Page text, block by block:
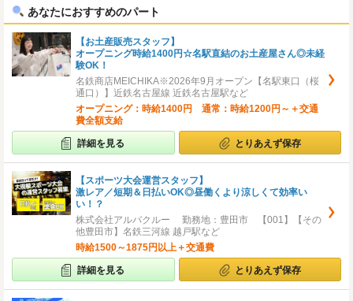
あなたにおすすめのパート
【お土産販売スタッフ】
オープニング時給1400円☆名駅直結のお土産屋さん◎未経
験OK！
名鉄商店MEICHIKA※2026年9月オープン【名駅東口（桜
通口）】近鉄名古屋線 近鉄名古屋駅など
オープニング：時給1400円 通常：時給1200円～＋交通
費全額支給
詳細を見る とりあえず保存
【スポーツ大会運営スタッフ】
激レア／短期＆日払いOK◎昼働くより涼しくて効率い
い！？
株式会社アルバクルー 勤務地：豊田市 【001】【その
他豊田市】名鉄三河線 越戸駅など
時給1500～1875円以上＋交通費
詳細を見る とりあえず保存